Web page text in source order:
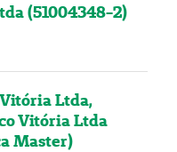
(51004348-2)
Ltda,
Vitória Ltda
Master)